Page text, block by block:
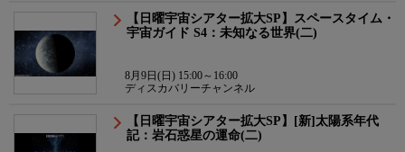
【日曜宇宙シアター拡大SP】スペースタイム・
宇宙ガイド S4：未知なる世界(二)
8月9日(日) 15:00～16:00
ディスカバリーチャンネル
【日曜宇宙シアター拡大SP】[新]太陽系年代
記：岩石惑星の運命(二)